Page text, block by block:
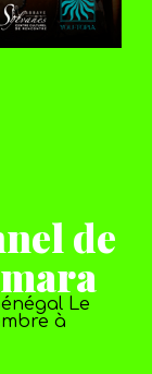
de
Le
à